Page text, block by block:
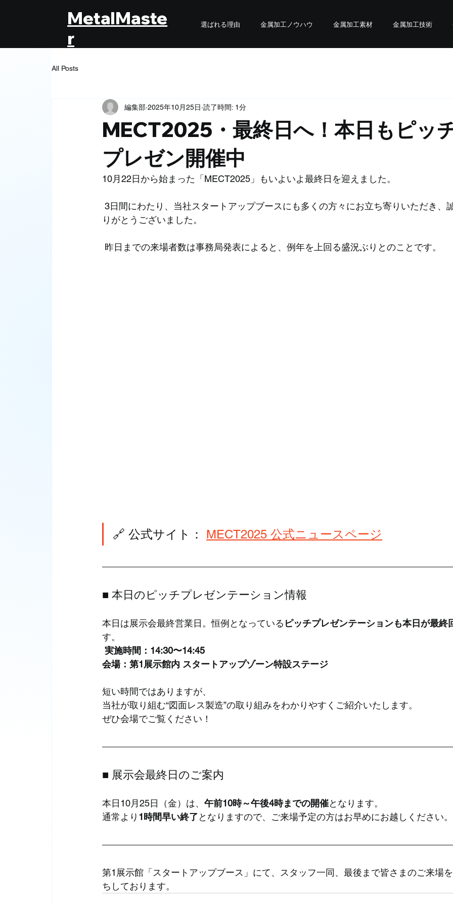
選ばれる理由 金属加工ノウハウ 金属加工素材 金属加工技術
MetalMaste
r
All Posts
MECT2025・最終日へ！本日もピッ
プレゼン開催中
編集部 2025年10月25日 読了時間: 1分
10月22日から始まった「MECT2025」もいよいよ最終日を迎えました。
3日間にわたり、当社スタートアップブースにも多くの方々にお立ち寄りいただき、誠にあ
りがとうございました。
昨日までの来場者数は事務局発表によると、例年を上回る盛況ぶりとのことです。
🔗 公式サイト： MECT2025 公式ニュースページ
■ 本日のピッチプレゼンテーション情報
本日は展示会最終営業日。恒例となっている ピッチプレゼンテーションも本日が最終
す。
実施時間：14:30〜14:45
会場：第1展示館内 スタートアップゾーン特設ステージ
短い時間ではありますが、
当社が取り組む“図面レス製造”の取り組みをわかりやすくご紹介いたします。
ぜひ会場でご覧ください！
■ 展示会最終日のご案内
本日10月25日（金）は、午前10時～午後4時までの開催となります。
通常より 1時間早い終了 となりますので、ご来場予定の方はお早めにお越しください。
第1展示館「スタートアップブース」にて、スタッフ一同、最後まで皆さまのご来場
ちしております。